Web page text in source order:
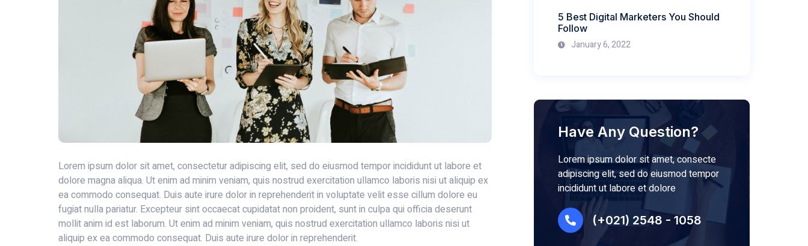
Lorem ipsum dolor sit amet, consectetur adipiscing elit, sed do eiusmod tempor incididunt ut labore et
dolore magna aliqua. Ut enim ad minim veniam, quis nostrud exercitation ullamco laboris nisi ut aliquip ex
ea commodo consequat. Duis aute irure dolor in reprehenderit in voluptate velit esse cillum dolore eu
fugiat nulla pariatur. Excepteur sint occaecat cupidatat non proident, sunt in culpa qui officia deserunt
mollit anim id est laborum. Ut enim ad minim veniam, quis nostrud exercitation ullamco laboris nisi ut
aliquip ex ea commodo consequat. Duis aute irure dolor in reprehenderit.
5 Best Digital Marketers You Should
Follow
January 6, 2022
Have Any Question?
Lorem ipsum dolor sit amet, consecte
adipiscing elit, sed do eiusmod tempor
incididunt ut labore et dolore
(+021) 2548 - 1058